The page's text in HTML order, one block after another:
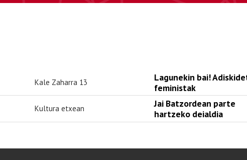
Kale Zaharra 13
Lagunekin bai!
feministak
Kultura etxean
Jai Batzordean parte
hartzeko deialdia